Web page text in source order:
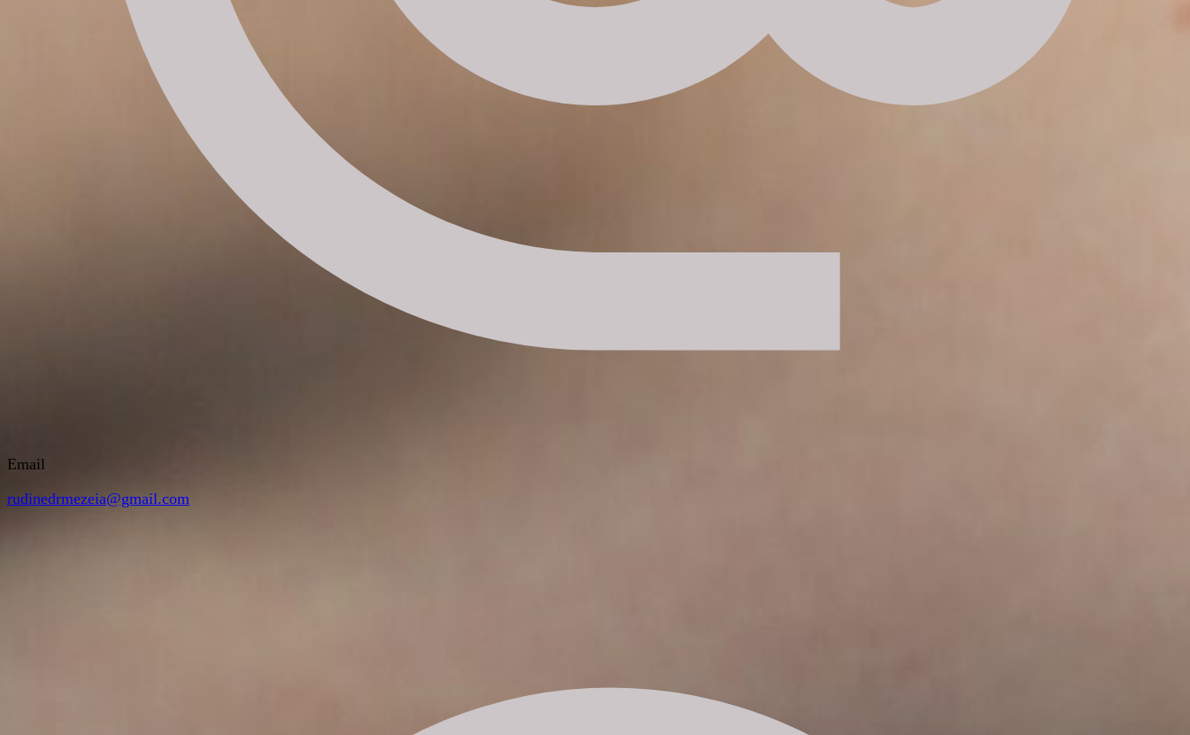
Email
rudinedrmezeia@gmail.com